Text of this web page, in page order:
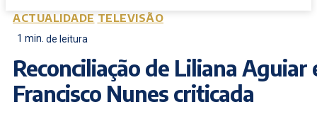
ACTUALIDADE TELEVISÃO
1 min. de leitura
Reconciliação de Liliana Aguiar
Francisco Nunes criticada